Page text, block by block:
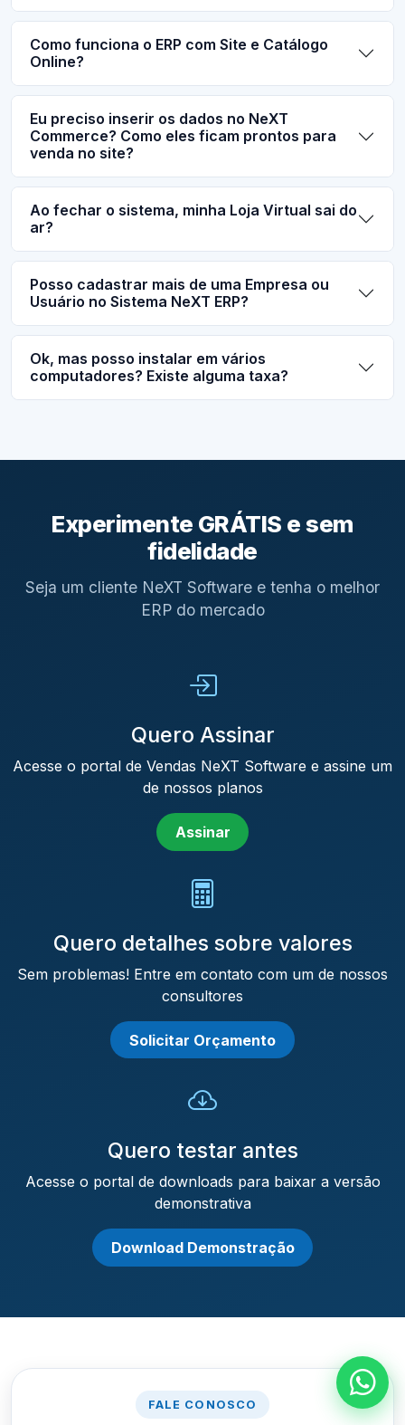
Como funciona o ERP com Site e Catálogo
Online?
Eu preciso inserir os dados no NeXT
Commerce? Como eles ficam prontos para
venda no site?
Ao fechar o sistema, minha Loja Virtual sai do
ar?
Posso cadastrar mais de uma Empresa ou
Usuário no Sistema NeXT ERP?
Ok, mas posso instalar em vários
computadores? Existe alguma taxa?
Experimente GRÁTIS e sem
fidelidade
Seja um cliente NeXT Software e tenha o melhor
ERP do mercado
Quero Assinar
Acesse o portal de Vendas NeXT Software e assine um
de nossos planos
Assinar
Quero detalhes sobre valores
Sem problemas! Entre em contato com um de nossos
consultores
Solicitar Orçamento
Quero testar antes
Acesse o portal de downloads para baixar a versão
demonstrativa
Download Demonstração
FALE CONOSCO